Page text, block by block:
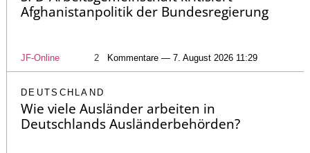
Afghanistanpolitik der Bundesregierung
JF-Online 2 Kommentare — 7. August 2026 11:29
DEUTSCHLAND
Wie viele Ausländer arbeiten in
Deutschlands Ausländerbehörden?